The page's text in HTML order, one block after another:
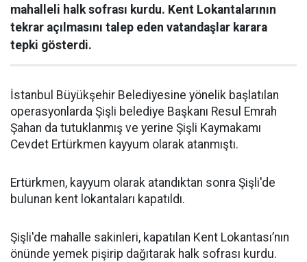
mahalleli halk sofrası kurdu. Kent Lokantalarının
tekrar açılmasını talep eden vatandaşlar karara
tepki gösterdi.
İstanbul Büyükşehir Belediyesine yönelik başlatılan
operasyonlarda Şişli belediye Başkanı Resul Emrah
Şahan da tutuklanmış ve yerine Şişli Kaymakamı
Cevdet Ertürkmen kayyum olarak atanmıştı.
Ertürkmen, kayyum olarak atandıktan sonra Şişli'de
bulunan kent lokantaları kapatıldı.
Şişli'de mahalle sakinleri, kapatılan Kent Lokantası’nın
önünde yemek pişirip dağıtarak halk sofrası kurdu.